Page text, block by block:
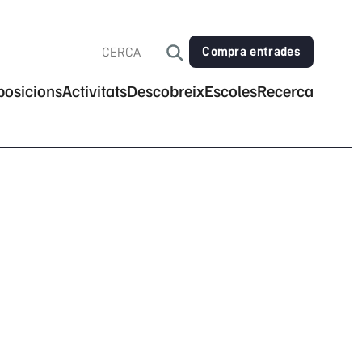
Compra entrades
ActivitatsDescobreixEscolesRecerca